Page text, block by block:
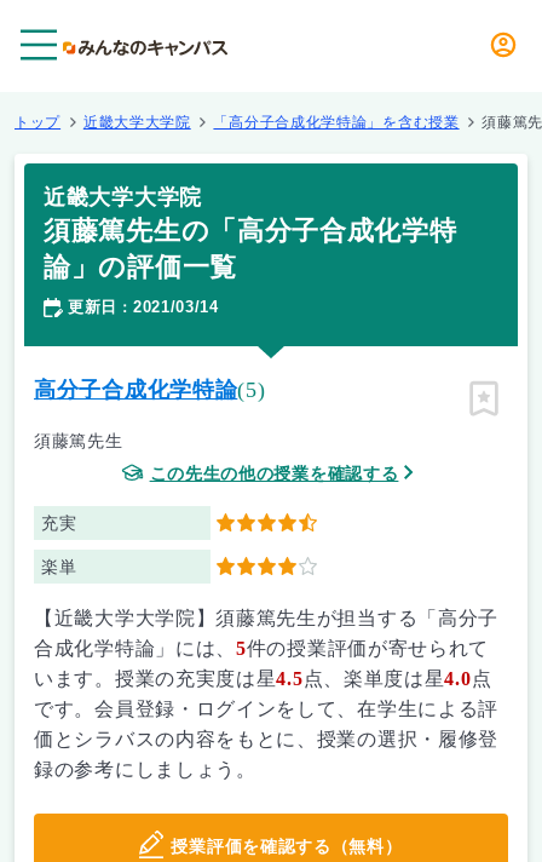
トップ 近畿大学大学院 「高分子合成化学特論」を含む授業 須藤篤
近畿大学大学院
須藤篤先生の「高分子合成化学特
論」の評価一覧
更新日 ： 2021/03/14
高分子合成化学特論(5)
須藤篤先生
この先生の他の授業を確認する
充実 4.5
楽単 4
ピン留
【近畿大学大学院】須藤篤先生が担当する「高分子
合成化学特論」には、 5件の授業評価が寄せられて
います。授業の充実度は星4.5点、楽単度は星4.0点
です。会員登録・ログインをして、在学生による評
価とシラバスの内容をもとに、授業の選択・履修登
録の参考にしましょう。
授業評価を確認する（無料）